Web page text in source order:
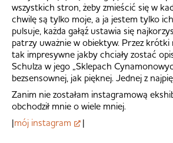
wszystkich stron, żeby zmieścić się w
chwilę są tylko moje, a ja jestem tylko
pulsuje, każda gałąź ustawia się
patrzy uważnie w obiektyw. Przez
tak impresywne jakby chciały zostać
Schulza w jego „Sklepach
bezsensownej, jak pięknej. Jednej z
Zanim nie zostałam instagramową
obchodził mnie o wiele mniej.
|mój instagram |